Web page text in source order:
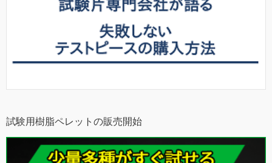
試験用樹脂ペレットの販売開始